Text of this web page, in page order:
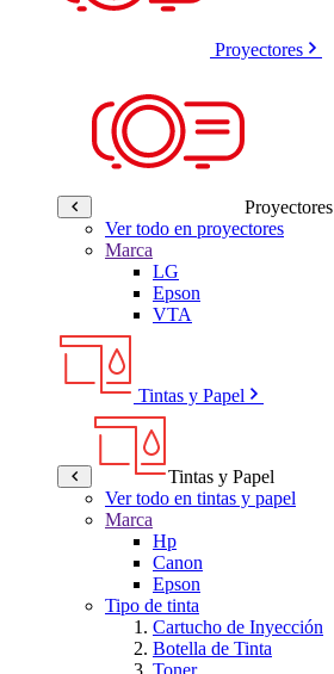
Proyectores
Proyectores
Ver todo en proyectores
Marca
LG
Epson
VTA
Tintas y Papel
Tintas y Papel
Ver todo en tintas y papel
Marca
Hp
Canon
Epson
Tipo de tinta
Cartucho de Inyección
Botella de Tinta
Toner